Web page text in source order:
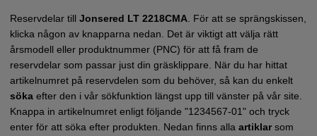
Reservdelar till Jonsered LT 2218CMA. För att se sprängskissen,
klicka någon av knapparna nedan. Det är viktigt att välja rätt
årsmodell eller produktnummer (PNC) för att få fram de
reservdelar som passar just din gräsklippare. När du har hittat
artikelnumret på reservdelen som du behöver, så kan du enkelt
söka efter den i vår sökfunktion längst upp till vänster på vår site.
Knappa in artikelnumret enligt följande "1234567-01" och tryck
enter för att söka efter produkten. Nedan finns alla artiklarsom